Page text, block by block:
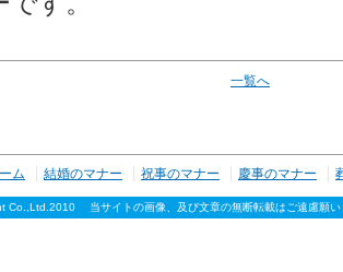
一覧へ
ム 結婚のマナー 祝事のマナー 慶事のマナー
Co.,Ltd.2010 当サイトの画像、及び文章の無断転載はご遠慮願い